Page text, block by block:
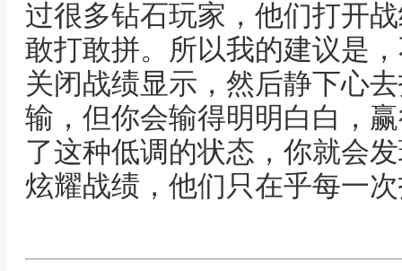
过很多钻石玩家，他们打开
敢打敢拼。所以我的建议是
关闭战绩显示，然后静下心
输，但你会输得明明白白，
了这种低调的状态，你就会
炫耀战绩，他们只在乎每一